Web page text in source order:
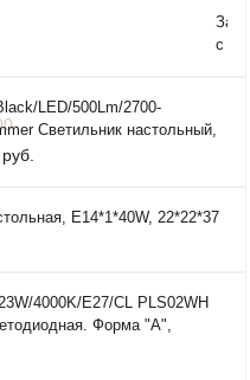
с
LED/500Lm/2700-
Светильник настольный,
выключатель. Черный.
Е14*1*40W, 22*22*37
4000K/E27/CL PLS02WH
Форма "A",
Серия Sky. Белый свет (4